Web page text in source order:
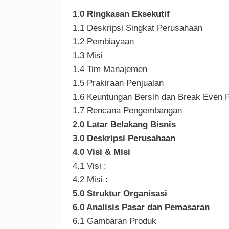
1.0 Ringkasan Eksekutif
1.1 Deskripsi Singkat Perusahaan
1.2 Pembiayaan
1.3 Misi
1.4 Tim Manajemen
1.5 Prakiraan Penjualan
1.6 Keuntungan Bersih dan Break Even
1.7 Rencana Pengembangan
2.0 Latar Belakang Bisnis
3.0 Deskripsi Perusahaan
4.0 Visi & Misi
4.1 Visi :
4.2 Misi :
5.0 Struktur Organisasi
6.0 Analisis Pasar dan Pemasaran
6.1 Gambaran Produk